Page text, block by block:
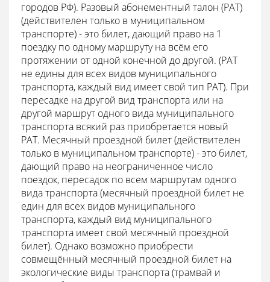
городов РФ). Разовый абонементный талон (РАТ)
(действителен только в муниципальном
транспорте) - это билет, дающий право на 1
поездку по одному маршруту на всём его
протяжении от одной конечной до другой. (РАТ
не едины для всех видов муниципального
транспорта, каждый вид имеет свой тип РАТ). При
пересадке на другой вид транспорта или на
другой маршрут одного вида муниципального
транспорта всякий раз приобретается новый
РАТ. Месячный проездной билет (действителен
только в муниципальном транспорте) - это билет,
дающий право на неограниченное число
поездок, пересадок по всем маршрутам одного
вида транспорта (месячный проездной билет не
един для всех видов муниципального
транспорта, каждый вид муниципального
транспорта имеет свой месячный проездной
билет). Однако возможно приобрести
совмещённый месячный проездной билет на
экологические виды транспорта (трамвай и